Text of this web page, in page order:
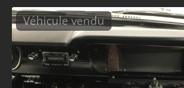
Véhicule vendu